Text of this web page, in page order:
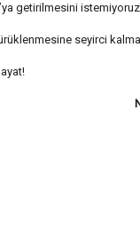
getirilmesini
seyirci